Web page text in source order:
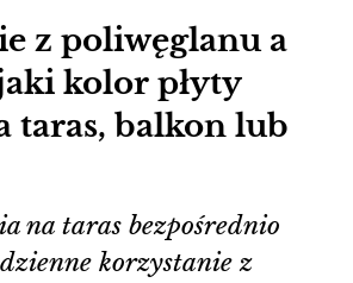
z poliwęglanu a
kolor płyty
taras, balkon lub
na taras bezpośrednio
korzystanie z